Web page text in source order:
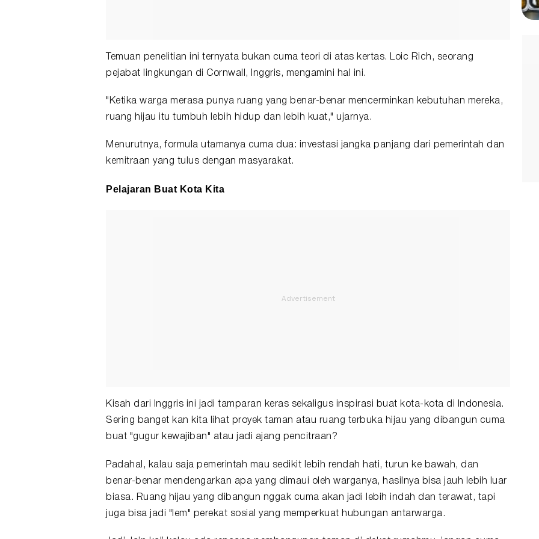
Temuan penelitian ini ternyata bukan cuma teori di atas kertas. Loic Rich, seorang
pejabat lingkungan di Cornwall, Inggris, mengamini hal ini.
"Ketika warga merasa punya ruang yang benar-benar mencerminkan kebutuhan mereka,
ruang hijau itu tumbuh lebih hidup dan lebih kuat," ujarnya.
Menurutnya, formula utamanya cuma dua: investasi jangka panjang dari pemerintah dan
kemitraan yang tulus dengan masyarakat.
Pelajaran Buat Kota Kita
Kisah dari Inggris ini jadi tamparan keras sekaligus inspirasi buat kota-kota di Indonesia.
Sering banget kan kita lihat proyek taman atau
ruang terbuka hijau yang dibangun cuma
buat "gugur kewajiban" atau jadi ajang pencitraan?
Padahal, kalau saja pemerintah mau sedikit lebih rendah hati, turun ke bawah, dan
benar-benar mendengarkan apa yang dimaui oleh warganya, hasilnya bisa jauh lebih luar
biasa. Ruang hijau yang dibangun nggak cuma akan jadi lebih indah dan terawat, tapi
juga bisa jadi "lem" perekat sosial yang memperkuat hubungan antarwarga.